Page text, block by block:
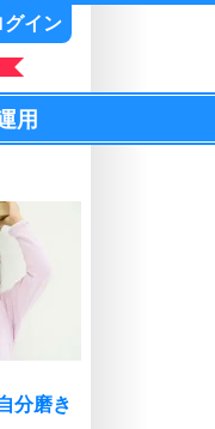
グイン
用
分磨き